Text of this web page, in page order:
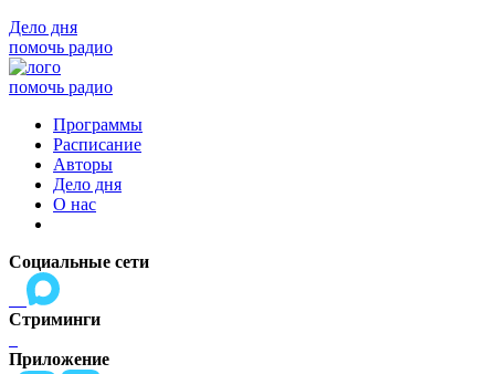
Дело дня
помочь радио
помочь радио
Программы
Расписание
Авторы
Дело дня
О нас
Социальные сети
Стриминги
Приложение